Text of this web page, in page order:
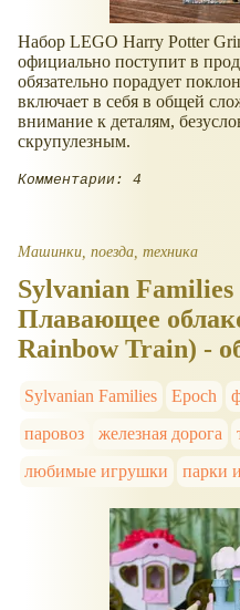
Набор LEGO Harry Potter
официально поступит в
обязательно порадует
включает в себя в общей
внимание к деталям,
скрупулезным.
Комментарии: 4
Машинки, поезда, техника
Sylvanian Families
Плавающее
Rainbow Train) -
Sylvanian Families Epoch
паровоз
железная дорога
любимые игрушки
парки